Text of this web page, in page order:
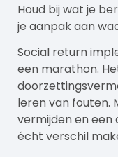
Houd bij wat je
je aanpak aan
Social return
een marathon.
leren van fouten.
vermijden en een
écht verschil